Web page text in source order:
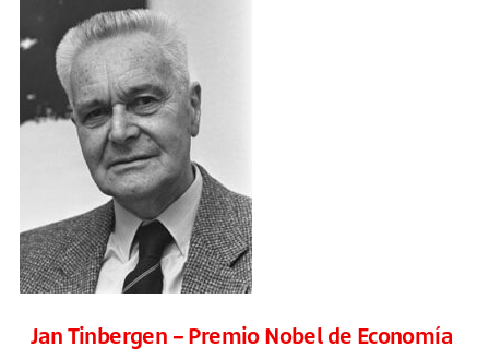
Jan Tinbergen – Premio Nobel de Economía